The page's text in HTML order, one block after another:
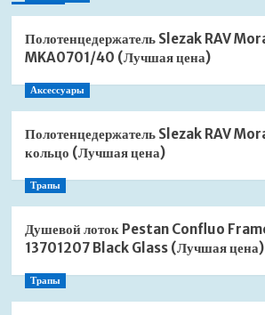
Полотенцедержатель Slezak RAV
MKA0701/40 (Лучшая цена)
Аксессуары
Полотенцедержатель Slezak RAV
кольцо (Лучшая цена)
Трапы
Душевой лоток Pestan Confluo
13701207 Black Glass (Лучшая цена)
Трапы